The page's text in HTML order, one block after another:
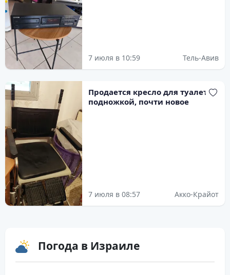
7 июля в 10:59 Тель-Авив
Продается кресло для туалета с
подножкой, почти новое
7 июля в 08:57 Акко-Крайот
Погода в Израиле